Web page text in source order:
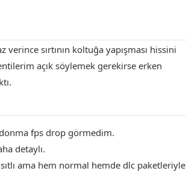
sırtının koltuğa yapışması hissini
açık söylemek gerekirse erken
fps drop görmedim.
detaylı.
ama hem normal hemde dlc paketleriyle